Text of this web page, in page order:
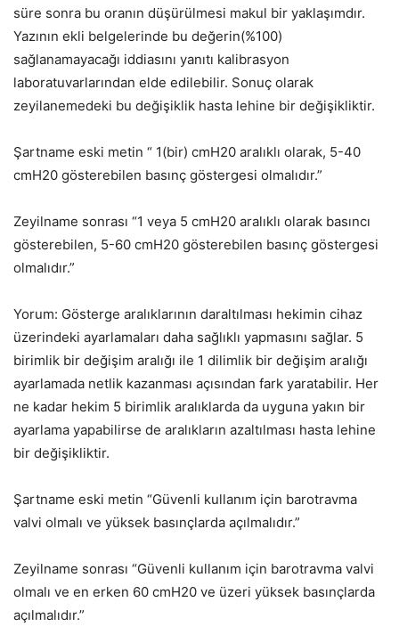
süre sonra bu oranın düşürülmesi makul bir yaklaşımdır.
Yazının ekli belgelerinde bu değerin(%100)
sağlanamayacağı iddiasını yanıtı kalibrasyon
laboratuvarlarından elde edilebilir. Sonuç olarak
zeyilanemedeki bu değişiklik hasta lehine bir değişikliktir.
Şartname eski metin “ 1(bir) cmH20 aralıklı olarak, 5-40
cmH20 gösterebilen basınç göstergesi olmalıdır.”
Zeyilname sonrası “1 veya 5 cmH20 aralıklı olarak basıncı
gösterebilen, 5-60 cmH20 gösterebilen basınç göstergesi
olmalıdır.”
Yorum: Gösterge aralıklarının daraltılması hekimin cihaz
üzerindeki ayarlamaları daha sağlıklı yapmasını sağlar. 5
birimlik bir değişim aralığı ile 1 dilimlik bir değişim aralığı
ayarlamada netlik kazanması açısından fark yaratabilir. Her
ne kadar hekim 5 birimlik aralıklarda da uyguna yakın bir
ayarlama yapabilirse de aralıkların azaltılması hasta lehine
bir değişikliktir.
Şartname eski metin “Güvenli kullanım için barotravma
valvi olmalı ve yüksek basınçlarda açılmalıdır.”
Zeyilname sonrası “Güvenli kullanım için barotravma valvi
olmalı ve en erken 60 cmH20 ve üzeri yüksek basınçlarda
açılmalıdır.”